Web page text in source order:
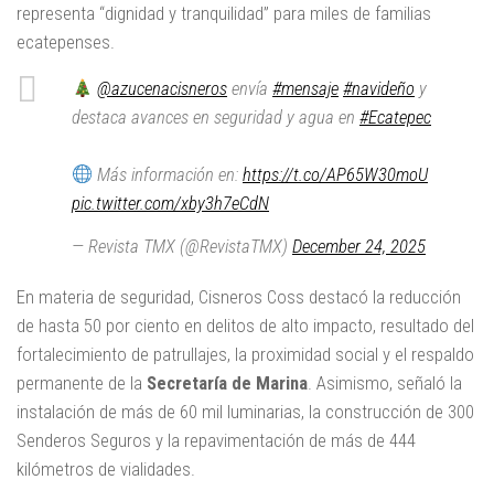
representa “dignidad y tranquilidad” para miles de familias
ecatepenses.
@azucenacisneros envía#mensaje #navideño y
destaca avances en seguridad y agua en #Ecatepec
Más información en:https://t.co/AP65W30moU
pic.twitter.com/xby3h7eCdN
— Revista TMX (@RevistaTMX) December 24, 2025
En materia de seguridad, Cisneros Coss destacó la reducción
de hasta 50 por ciento en delitos de alto impacto, resultado del
fortalecimiento de patrullajes, la proximidad social y el respaldo
permanente de la Secretaría de Marina . Asimismo, señaló la
instalación de más de 60 mil luminarias, la construcción de 300
Senderos Seguros y la repavimentación de más de 444
kilómetros de vialidades.